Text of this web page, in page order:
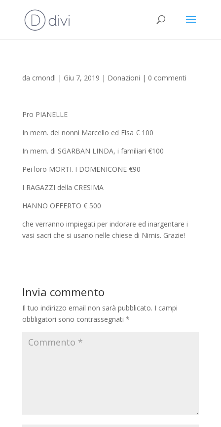
da cmondl | Giu 7, 2019 | Donazioni | 0 commenti
Pro PIANELLE
In mem. dei nonni Marcello ed Elsa € 100
In mem. di SGARBAN LINDA, i familiari €100
Pei loro MORTI. I DOMENICONE €90
I RAGAZZI della CRESIMA
HANNO OFFERTO € 500
che verranno impiegati per indorare ed inargentare i
vasi sacri che si usano nelle chiese di Nimis. Grazie!
Invia commento
Il tuo indirizzo email non sarà pubblicato. I campi
obbligatori sono contrassegnati *